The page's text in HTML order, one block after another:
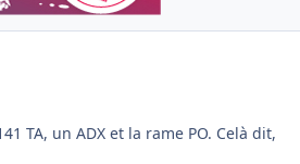
TA, un ADX et la rame PO. Celà dit,